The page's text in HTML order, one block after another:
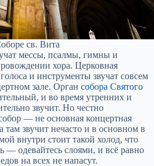
св. Вита
мессы, псалмы, гимны и
хора. Церковная
и инструменты звучат совсем
зале. Орган собора Святого
и во время утренних и
звучит. Но честно
— не основная концертная
звучит нечасто и в основном в
внутри стоит такой холод, что
— одевайтесь слоями, и всё равно
на всех не напасут.